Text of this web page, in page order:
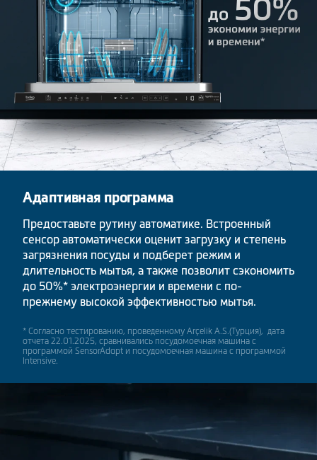
Адаптивная программа
Предоставьте рутину автоматике. Встроенный
сенсор автоматически оценит загрузку и степень
загрязнения посуды и подберет режим и
длительность мытья, а также позволит сэкономить
до 50%* электроэнергии и времени с по-
прежнему высокой эффективностью мытья.
* Согласно тестированию, проведенному Arçelik A.S.(Турция), дата
отчета 22.01.2025, сравнивались посудомоечная машина с
программой SensorAdapt и посудомоечная машина с программой
Intensive.